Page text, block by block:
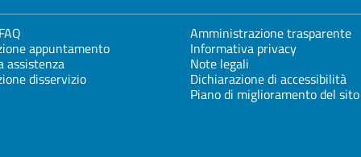
appuntamento
assistenza
disservizio
Amministrazione trasparente
Informativa privacy
Note legali
Dichiarazione di accessibilità
Piano di miglioramento del sito